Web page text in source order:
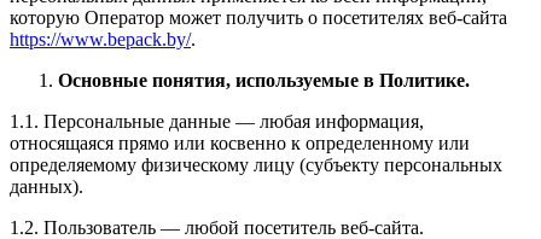
которую Оператор может получить о посетителях веб-сайта
https://www.bepack.by/.
Основные понятия, используемые в Политике.
1.1. Персональные данные — любая информация,
относящаяся прямо или косвенно к определенному или
определяемому физическому лицу (субъекту персональных
данных).
1.2. Пользователь — любой посетитель веб-сайта.